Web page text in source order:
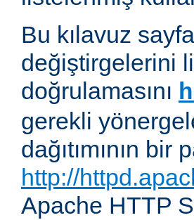
Bu kılavuz
değiştirgelerini
doğrulamasını
gerekli
dağıtımının bir
http://
Apache HTTP